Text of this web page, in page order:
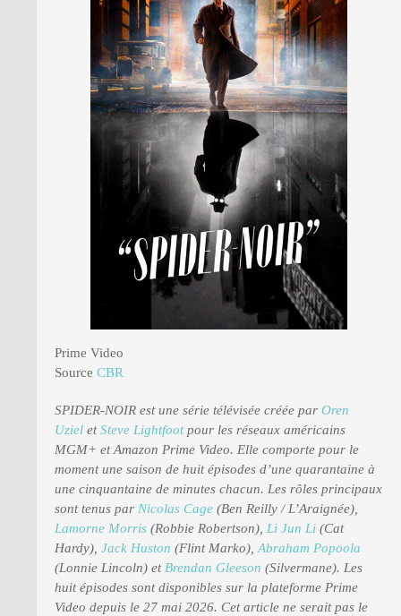
Prime Video
Source CBR
SPIDER-NOIR est une série télévisée créée par Oren
Uziel etSteve Lightfootpour les réseaux américains
MGM+ et Amazon Prime Video. Elle comporte pour le
moment une saison de huit épisodes d’une quarantaine à
une cinquantaine de minutes chacun. Les rôles principaux
sont tenus par Nicolas Cage (Ben Reilly / L’Araignée),
Lamorne Morris (Robbie Robertson), Li Jun Li (Cat
Hardy), Jack Huston (Flint Marko),Abraham Popoola
(Lonnie Lincoln) etBrendan Gleeson (Silvermane). Les
huit épisodes sont disponibles sur la plateforme Prime
Video depuis le 27 mai 2026. Cet article ne serait pas le